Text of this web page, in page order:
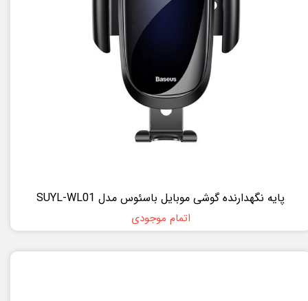
پایه نگهدارنده گوشی موبایل باسئوس مدل SUYL-WL01
اتمام موجودی